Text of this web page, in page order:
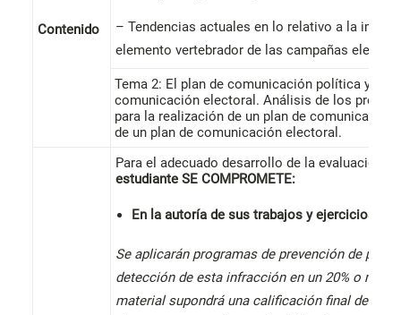
Contenido
– Tendencias actuales en lo relativo a la
elemento vertebrador de las campañas
Tema 2: El plan de comunicación política y el
comunicación electoral. Análisis de los
para la realización de un plan de comunicación
de un plan de comunicación electoral.
Para el adecuado desarrollo de la evaluación,
estudiante SE COMPROMETE:
En la autoría de sus trabajos y ejercicios.
Se aplicarán programas de prevención de
detección de esta infracción en un 20% o más
material supondrá una calificación final de cero